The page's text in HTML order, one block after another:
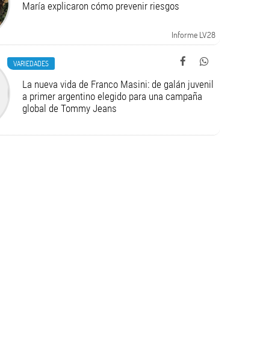
María explicaron cómo prevenir riesgos
Informe LV28
VARIEDADES
La nueva vida de Franco Masini: de galán juvenil
a primer argentino elegido para una campaña
global de Tommy Jeans